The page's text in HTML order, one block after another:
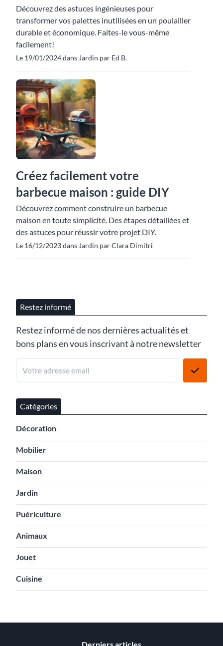
Découvrez des astuces ingénieuses pour
transformer vos palettes inutilisées en un poulailler
durable et économique. Faites-le vous-même
facilement!
Le 19/01/2024 dans Jardin par Ed B.
Créez facilement votre
barbecue maison : guide DIY
Découvrez comment construire un barbecue
maison en toute simplicité. Des étapes détaillées et
des astuces pour réussir votre projet DIY.
Le 16/12/2023 dans Jardin par Clara Dimitri
Restez informé
Restez informé de nos dernières actualités et
bons plans en vous inscrivant à notre newsletter
Catégories
Décoration
Mobilier
Maison
Jardin
Puériculture
Animaux
Jouet
Cuisine